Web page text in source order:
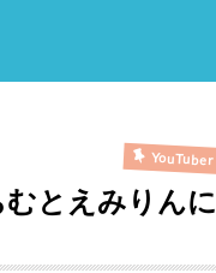
YouTuber
とえみりんに